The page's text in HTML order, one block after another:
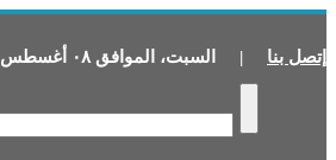
إتصل بنا | السبت، الموافق ٠٨ أغسطس